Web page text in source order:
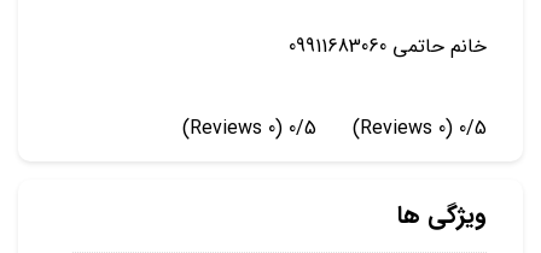
خانم حاتمی 09911683060
0/5
(0 Reviews)
0/5
(0 Reviews)
ویژگی ها